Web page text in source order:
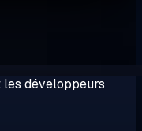
les développeurs